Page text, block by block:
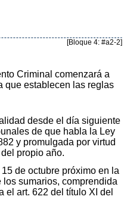
[Bloque 4: #a2-2]
Criminal comenzará a
que establecen las reglas
desde el día siguiente
de que habla la Ley
y promulgada por virtud
propio año.
de octubre próximo en la
los sumarios, comprendida
el art. 622 del título XI del